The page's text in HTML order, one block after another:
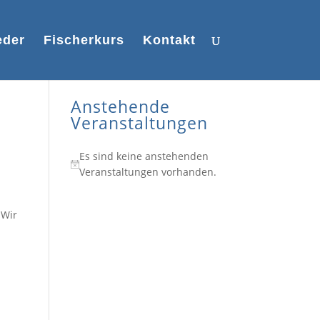
Fischerkurs Kontakt
Anstehende
Veranstaltungen
Hinweis
Es sind keine anstehenden
Veranstaltungen vorhanden.